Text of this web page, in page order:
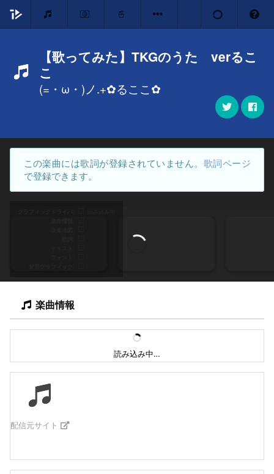
【歌ってみた】TKGのうた verるこ
こ
(=・ω・)ノ.+✿るここ✿
この楽曲には歌詞が登録されていません。 歌詞ページ
で登録できます。
楽曲情報
読み込み中…
配信元サイト